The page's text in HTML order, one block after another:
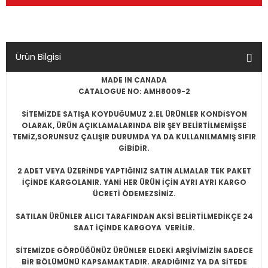
Ürün Bilgisi
MADE IN CANADA
CATALOGUE NO: AMH8009-2
SİTEMİZDE SATIŞA KOYDUĞUMUZ 2.EL ÜRÜNLER KONDİSYON
OLARAK, ÜRÜN AÇIKLAMALARINDA BİR ŞEY BELİRTİLMEMİŞSE
TEMİZ,SORUNSUZ ÇALIŞIR DURUMDA YA DA KULLANILMAMIŞ SIFIR
GİBİDİR.
2 ADET VEYA ÜZERİNDE YAPTIĞINIZ SATIN ALMALAR TEK PAKET
İÇİNDE KARGOLANIR. YANİ HER ÜRÜN İÇİN AYRI AYRI KARGO
ÜCRETİ ÖDEMEZSİNİZ.
SATILAN ÜRÜNLER ALICI TARAFINDAN AKSİ BELİRTİLMEDİKÇE 24
SAAT İÇİNDE KARGOYA VERİLİR.
SİTEMİZDE GÖRDÜĞÜNÜZ ÜRÜNLER ELDEKİ ARŞİVİMİZİN SADECE
BİR BÖLÜMÜNÜ KAPSAMAKTADIR. ARADIĞINIZ YA DA SİTEDE